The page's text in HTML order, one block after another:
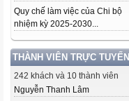
Quy chế làm việc của Chi bộ
nhiệm kỳ 2025-2030...
THÀNH VIÊN TRỰC TUYẾN
242 khách và 10 thành viên
Nguyễn Thanh Lâm